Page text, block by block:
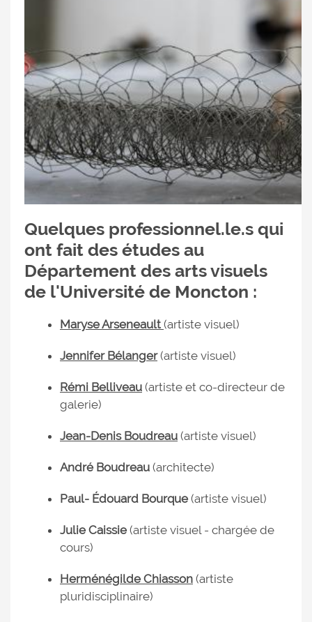
Quelques professionnel.le.s qui
ont fait des études au
Département des arts visuels
de l'Université de Moncton :
Maryse Arseneault (artiste visuel)
Jennifer Bélanger(artiste visuel)
Rémi Belliveau (artiste et co-directeur de
galerie)
Jean-Denis Boudreau (artiste visuel)
André Boudreau (architecte)
Paul- Édouard Bourque(artiste visuel)
Julie Caissie(artiste visuel - chargée de
cours)
Herménégilde Chiasson (artiste
pluridisciplinaire)